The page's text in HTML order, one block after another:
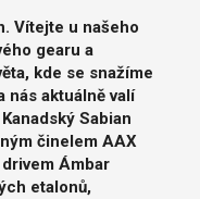
Vítejte u našeho
gearu a
kde se snažíme
nás aktuálně valí
Sabian
činelem AAX
Ámbar
etalonů,